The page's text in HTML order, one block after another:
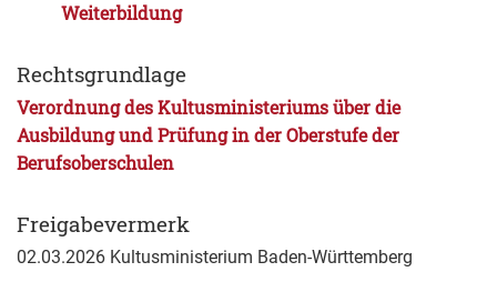
Weiterbildung
Rechtsgrundlage
Verordnung des Kultusministeriums über die
Ausbildung und Prüfung in der Oberstufe der
Berufsoberschulen
Freigabevermerk
02.03.2026 Kultusministerium Baden-Württemberg